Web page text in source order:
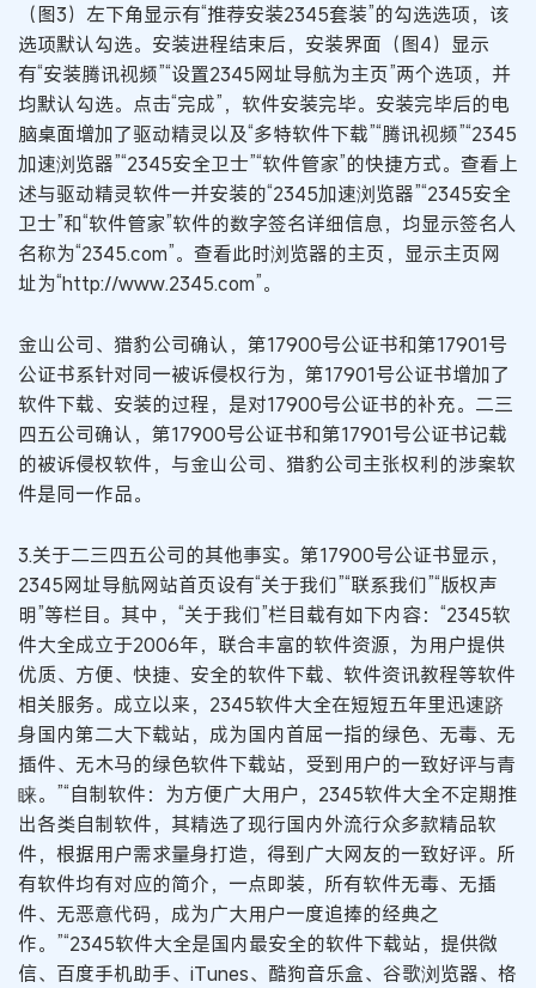
（图3）左下角显示有“推荐安装2345套装”的勾选选项，该
选项默认勾选。安装进程结束后，安装界面（图4）显示
有“安装腾讯视频”“设置2345网址导航为主页”两个选项，并
均默认勾选。点击“完成”，软件安装完毕。安装完毕后的电
脑桌面增加了驱动精灵以及“多特软件下载”“腾讯视频”“2345
加速浏览器”“2345安全卫士”“软件管家”的快捷方式。查看上
述与驱动精灵软件一并安装的“2345加速浏览器”“2345安全
卫士”和“软件管家”软件的数字签名详细信息，均显示签名人
名称为“2345.com”。查看此时浏览器的主页，显示主页网
址为“http://www.2345.com”。
金山公司、猎豹公司确认，第17900号公证书和第17901号
公证书系针对同一被诉侵权行为，第17901号公证书增加了
软件下载、安装的过程，是对17900号公证书的补充。二三
四五公司确认，第17900号公证书和第17901号公证书记载
的被诉侵权软件，与金山公司、猎豹公司主张权利的涉案软
件是同一作品。
3.关于二三四五公司的其他事实。第17900号公证书显示，
2345网址导航网站首页设有“关于我们”“联系我们”“版权声
明”等栏目。其中，“关于我们”栏目载有如下内容：“2345软
件大全成立于2006年，联合丰富的软件资源，为用户提供
优质、方便、快捷、安全的软件下载、软件资讯教程等软件
相关服务。成立以来，2345软件大全在短短五年里迅速跻
身国内第二大下载站，成为国内首屈一指的绿色、无毒、无
插件、无木马的绿色软件下载站，受到用户的一致好评与青
睐。”“自制软件：为方便广大用户，2345软件大全不定期推
出各类自制软件，其精选了现行国内外流行众多款精品软
件，根据用户需求量身打造，得到广大网友的一致好评。所
有软件均有对应的简介，一点即装，所有软件无毒、无插
件、无恶意代码，成为广大用户一度追捧的经典之
作。”“2345软件大全是国内最安全的软件下载站，提供微
信、百度手机助手、iTunes、酷狗音乐盒、谷歌浏览器、格